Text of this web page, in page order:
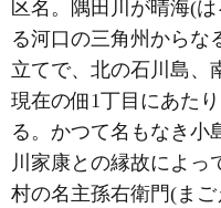
区名。隅田川が晴海(
る河口の三角州からな
立てで、北の石川島、
現在の佃1丁目にあた
る。かつて名もなき小
川家康との縁故によっ
村の名主孫右衛門(ま